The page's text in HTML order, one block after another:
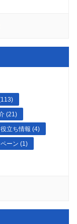
(21)
立ち情報 (4)
ーン (1)